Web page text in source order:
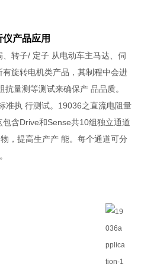
仪产品应用
转子/ 定子 从电动车主马达、伺
旋转电机类产品，其制程中会进
量测等测试来确保产 品品质。
准执 行测试。19036之直流电阻量
含Drive和Sense共10组独立通道
，提高生产产 能。每个通道可分